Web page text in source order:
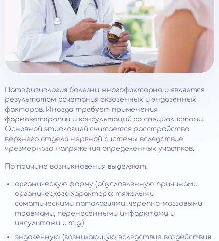
Патофизиология болезни многофакторна и является
результатом сочетания экзогенных и эндогенных
факторов. Иногда требует применения
фармакотерапии и консультаций со специалистами.
Основной этиологией считается расстройство
верхнего отдела нервной системы вследствие
чрезмерного напряжения определенных участков.
По причине возникновения выделяют:
органическую форму (обусловленную причинами
органического характера: тяжелыми
соматическими патологиями, черепно-мозговыми
травмами, перенесенными инфарктами и
инсультами и т.д.)
эндогенную (возникающую вследствие воздействия